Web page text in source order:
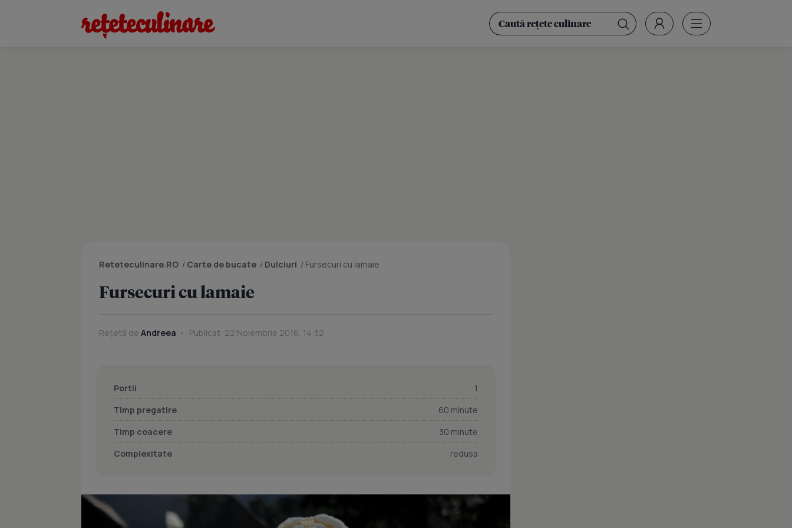
Reteteculinare.RO / Carte de bucate / Dulciuri / Fursecuri cu lamaie
Fursecuri cu lamaie
Rețetă de Andreea Publicat: 22 Noiembrie 2016, 14:32
Portii
1
Timp pregatire
60 minute
Timp coacere
30 minute
Complexitate
redusa